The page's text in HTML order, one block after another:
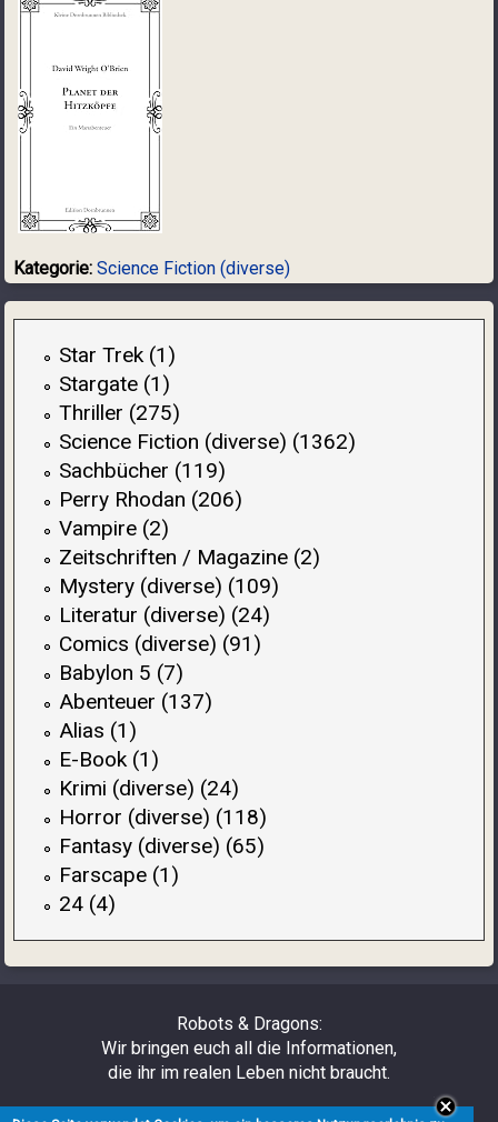
Kategorie:Science Fiction (diverse)
Star Trek (1)
Stargate (1)
Thriller (275)
Science Fiction (diverse) (1362)
Sachbücher (119)
Perry Rhodan (206)
Vampire (2)
Zeitschriften / Magazine (2)
Mystery (diverse) (109)
Literatur (diverse) (24)
Comics (diverse) (91)
Babylon 5 (7)
Abenteuer (137)
Alias (1)
E-Book (1)
Krimi (diverse) (24)
Horror (diverse) (118)
Fantasy (diverse) (65)
Farscape (1)
24 (4)
Robots & Dragons:
Wir bringen euch all die Informationen,
die ihr im realen Leben nicht braucht.